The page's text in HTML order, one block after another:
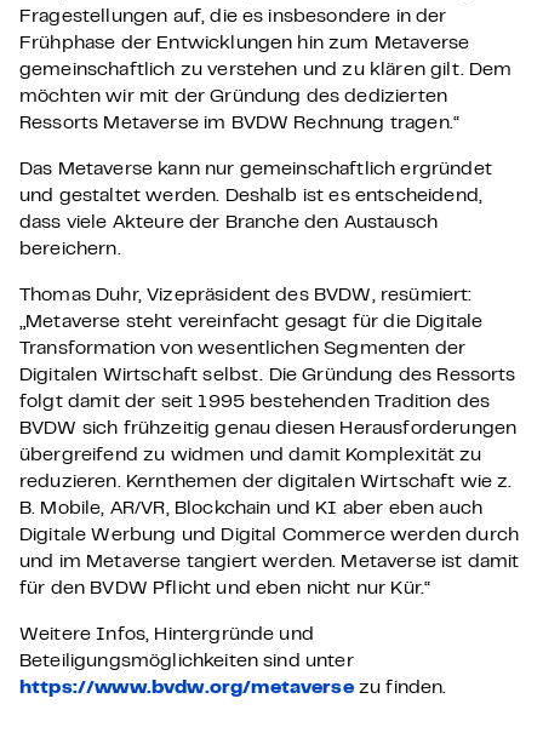
Fragestellungen auf, die es insbesondere in der
Frühphase der Entwicklungen hin zum Metaverse
gemeinschaftlich zu verstehen und zu klären gilt. Dem
möchten wir mit der Gründung des dedizierten
Ressorts Metaverse im BVDW Rechnung tragen.“
Das Metaverse kann nur gemeinschaftlich ergründet
und gestaltet werden. Deshalb ist es entscheidend,
dass viele Akteure der Branche den Austausch
bereichern.
Thomas Duhr, Vizepräsident des BVDW, resümiert:
„Metaverse steht vereinfacht gesagt für die Digitale
Transformation von wesentlichen Segmenten der
Digitalen Wirtschaft selbst. Die Gründung des Ressorts
folgt damit der seit 1995 bestehenden Tradition des
BVDW sich frühzeitig genau diesen Herausforderungen
übergreifend zu widmen und damit Komplexität zu
reduzieren. Kernthemen der digitalen Wirtschaft wie z.
B. Mobile, AR/VR, Blockchain und KI aber eben auch
Digitale Werbung und Digital Commerce werden durch
und im Metaverse tangiert werden. Metaverse ist damit
für den BVDW Pflicht und eben nicht nur Kür.“
Weitere Infos, Hintergründe und
Beteiligungsmöglichkeiten sind unter
https://www.bvdw.org/metaversezu finden.